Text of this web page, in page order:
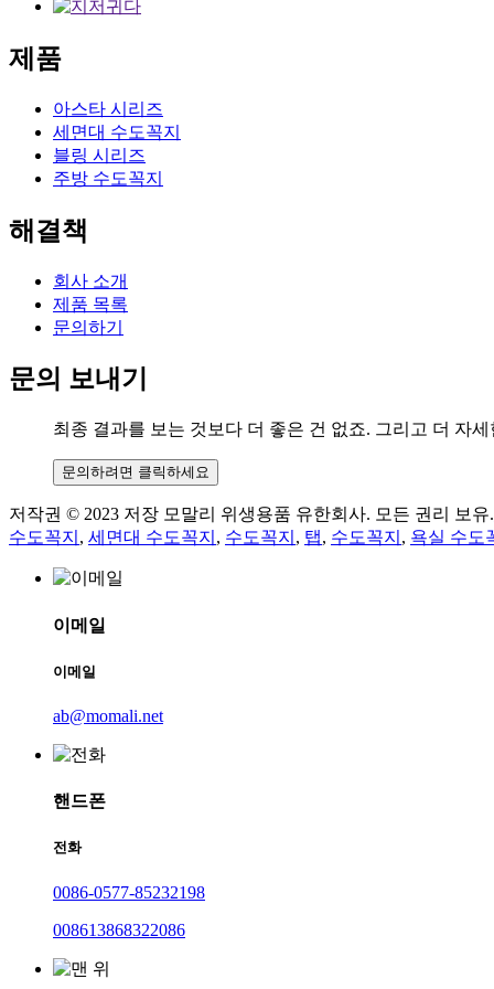
제품
아스타 시리즈
세면대 수도꼭지
블링 시리즈
주방 수도꼭지
해결책
회사 소개
제품 목록
문의하기
문의 보내기
최종 결과를 보는 것보다 더 좋은 건 없죠. 그리고 더 자
문의하려면 클릭하세요
저작권 © 2023 저장 모말리 위생용품 유한회사. 모든 권리 보유.
수도꼭지 , 세면대 수도꼭지 , 수도꼭지 , 탭, 수도꼭지 , 욕실 수도
이메일
이메일
ab@momali.net
핸드폰
전화
0086-0577-85232198
008613868322086